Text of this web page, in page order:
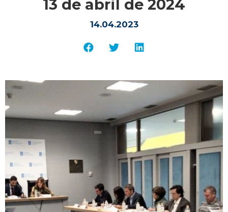
13 de abril de 2024
14.04.2023